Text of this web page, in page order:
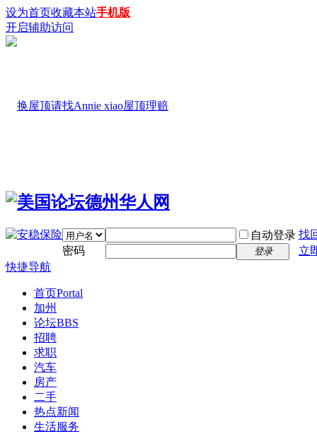
设为首页收藏本站手机版
开启辅助访问
自动登录 找
密码
登录
立
快捷导航
首页Portal
加州
论坛BBS
招聘
求职
汽车
房产
二手
热点新闻
生活服务